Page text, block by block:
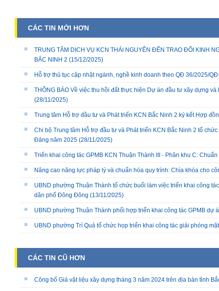
CÁC TIN MỚI HƠN
TRUNG TÂM DỊCH VỤ KCN THÁI NGUYÊN ĐẾN TRAO ĐỔI KINH
BẮC NINH 2 (15/12/2025)
Hỗ trợ thủ tục cập nhật ngành, nghề kinh doanh theo QĐ 36/2025/
THÔNG BÁO Về việc thu hồi đất thực hiện Dự án đầu tư xây dựng
(28/11/2025)
Trung tâm Hỗ trợ đầu tư và Phát triển KCN Bắc Ninh 2 ký kết Hợp
Chi bộ Trung tâm Hỗ trợ đầu tư và Phát triển KCN Bắc Ninh 2 tổ
Đảng năm 2025 (28/11/2025)
Triển khai công tác GPMB KCN Thuận Thành III - Phân khu C:
Nâng cao năng lực pháp lý và chuẩn hóa quy trình: Chìa khóa cho
UBND phường Thuận Thành tổ chức buổi làm việc triển khai công
dân phố Đông Đông (13/11/2025)
UBND phường Thuận Thành phối hợp triển khai công tác GPMB dự
UBND phường Trí Quả tổ chức họp triển khai công tác giải phóng
CÁC TIN CŨ HƠN
Công bố Giá vật liệu xây dựng tháng 3 năm 2024 trên địa bàn tỉnh